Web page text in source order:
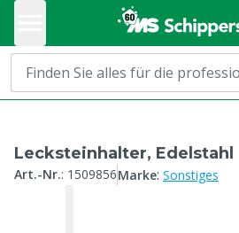
Lecksteinhalter, Edelstahl
Art.-Nr.: 1509856Marke: Sonstiges